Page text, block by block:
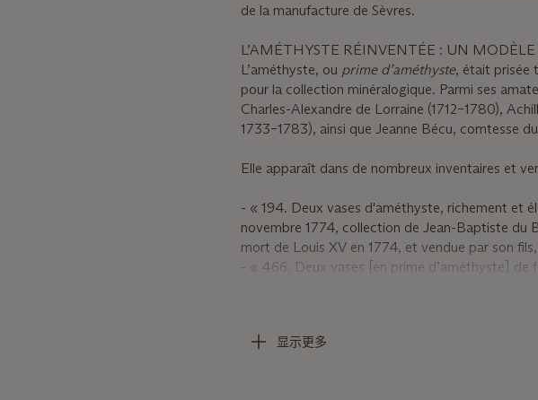
de la manufacture de Sèvres.
L’AMÉTHYSTE RÉINVENTÉE : UN MODÈLE
L’améthyste, ou prime d’améthyste, était prisée
pour la collection minéralogique. Parmi ses
Charles-Alexandre de Lorraine (1712–1780),
1733–1783), ainsi que Jeanne Bécu, comtesse
Elle apparaît dans de nombreux inventaires et
- « 194. Deux vases d'améthyste, richement et
novembre 1774, collection de Jean-Baptiste du
mort de Louis XV en 1774, et vendue par son
- « 466. Deux vases [en prime d’améthyste] de
gaudrons et moulures », vente, Paris, 16 avril
显示更多